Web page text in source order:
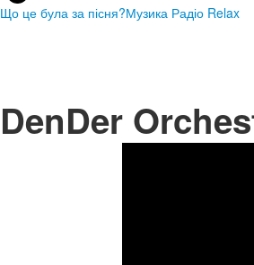
Що це була за пісня?Музика Радіо Relax
DenDer